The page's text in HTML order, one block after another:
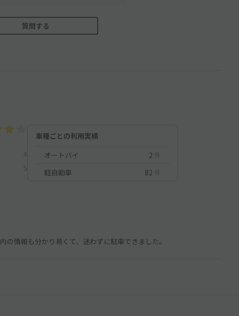
質問する
4
5
車種ごとの利用実績
オートバイ
2 件
軽自動車
82 件
情報も分かり易くて、迷わずに駐車できました。